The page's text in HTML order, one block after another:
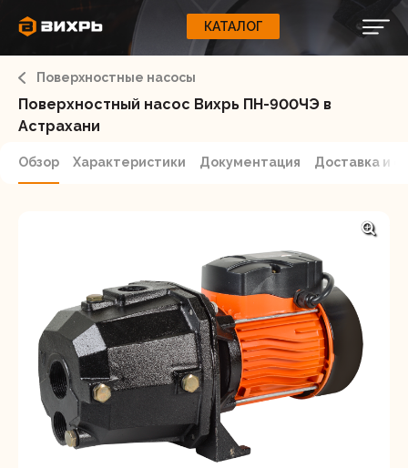
КАТАЛОГ
КАТАЛОГ
Регистрация
О бренде
Блог
Свернуть
ЭЛЕКТРОИНСТРУМЕНТЫ
ИНСТРУМЕНТ
СЕЛЬХОЗТЕХНИКА
ОБОРУДОВАНИЕ
Поверхностные насосы
Поверхностный насос Вихрь ПН-900ЧЭ в
Астрахани
Обзор Характеристики Документация Доставка и
Забыли пароль?
Регистрация
ВАШ ЗАКАЗ
Корзина